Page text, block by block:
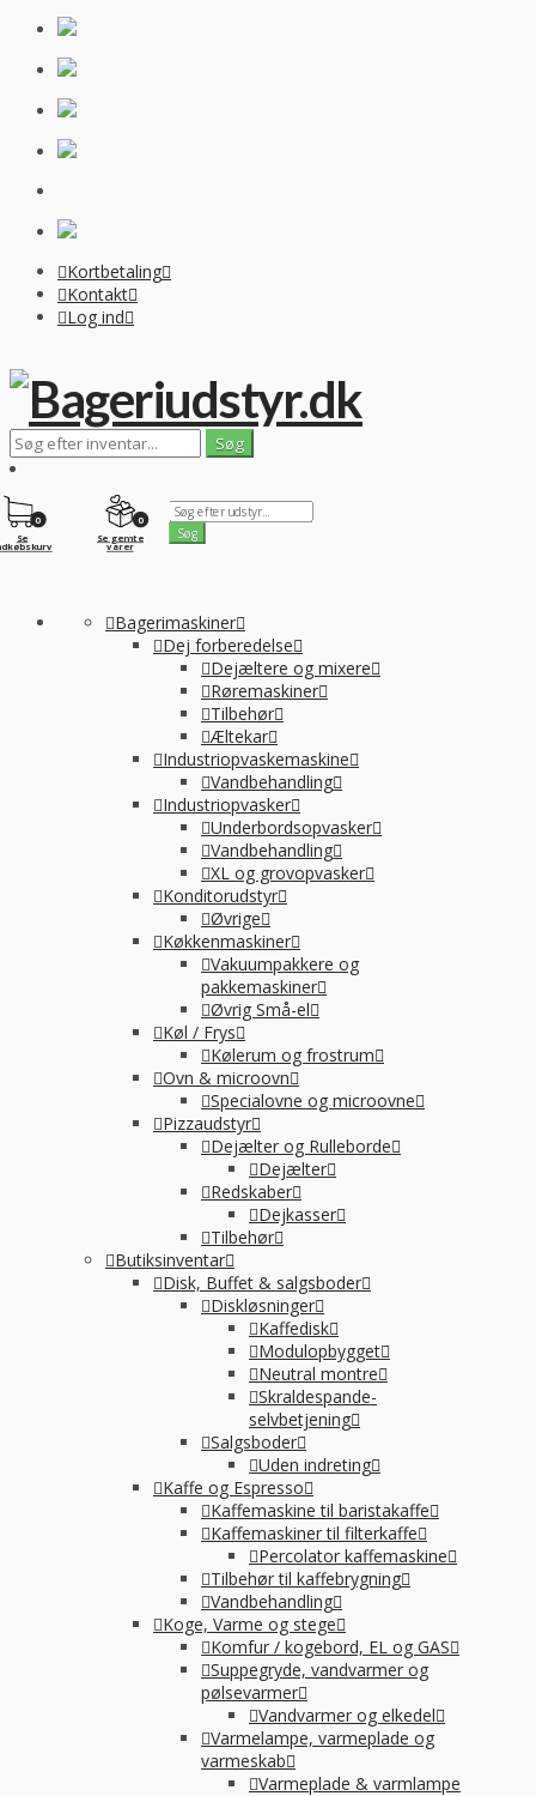
Kortbetaling
Kontakt
Log ind
0
Se gemte
varer
0
Se
Bagerimaskiner
Dej forberedelse
Dejæltere og mixere
Røremaskiner
Tilbehør
Æltekar
Industriopvaskemaskine
Vandbehandling
Industriopvasker
Underbordsopvasker
Vandbehandling
XL og grovopvasker
Konditorudstyr
Øvrige
Køkkenmaskiner
Vakuumpakkere og
pakkemaskiner
Øvrig Små-el
Køl / Frys
Kølerum og frostrum
Ovn & microovn
Specialovne og microovne
Pizzaudstyr
Dejælter og Rulleborde
Dejælter
Redskaber
Dejkasser
Tilbehør
Butiksinventar
Disk, Buffet & salgsboder
Diskløsninger
Kaffedisk
Modulopbygget
Neutral montre
Skraldespande-
selvbetjening
Salgsboder
Uden indreting
Kaffe og Espresso
Kaffemaskine til baristakaffe
Kaffemaskiner til filterkaffe
Percolator kaffemaskine
Tilbehør til kaffebrygning
Vandbehandling
Koge, Varme og stege
Komfur / kogebord, EL og GAS
Suppegryde, vandvarmer og
pølsevarmer
Vandvarmer og elkedel
Varmelampe, varmeplade og
varmeskab
Varmeplade & varmlampe